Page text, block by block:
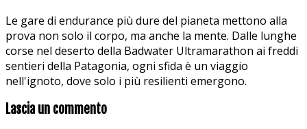
Le gare di endurance più dure del pianeta mettono alla
prova non solo il corpo, ma anche la mente. Dalle lunghe
corse nel deserto della Badwater Ultramarathon ai freddi
sentieri della Patagonia, ogni sfida è un viaggio
nell'ignoto, dove solo i più resilienti emergono.
Lascia un commento